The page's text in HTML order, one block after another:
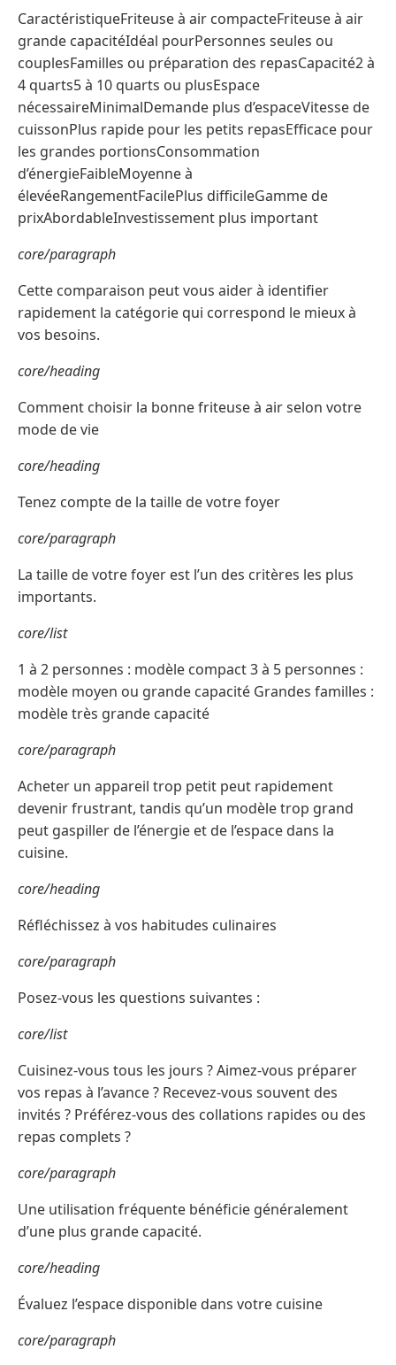
CaractéristiqueFriteuse à air compacteFriteuse à air
grande capacitéIdéal pourPersonnes seules ou
couplesFamilles ou préparation des repasCapacité2 à
4 quarts5 à 10 quarts ou plusEspace
nécessaireMinimalDemande plus d’espaceVitesse de
cuissonPlus rapide pour les petits repasEfficace pour
les grandes portionsConsommation
d’énergieFaibleMoyenne à
élevéeRangementFacilePlus difficileGamme de
prixAbordableInvestissement plus important
core/paragraph
Cette comparaison peut vous aider à identifier
rapidement la catégorie qui correspond le mieux à
vos besoins.
core/heading
Comment choisir la bonne friteuse à air selon votre
mode de vie
core/heading
Tenez compte de la taille de votre foyer
core/paragraph
La taille de votre foyer est l’un des critères les plus
importants.
core/list
1 à 2 personnes : modèle compact 3 à 5 personnes :
modèle moyen ou grande capacité Grandes familles :
modèle très grande capacité
core/paragraph
Acheter un appareil trop petit peut rapidement
devenir frustrant, tandis qu’un modèle trop grand
peut gaspiller de l’énergie et de l’espace dans la
cuisine.
core/heading
Réfléchissez à vos habitudes culinaires
core/paragraph
Posez-vous les questions suivantes :
core/list
Cuisinez-vous tous les jours ? Aimez-vous préparer
vos repas à l’avance ? Recevez-vous souvent des
invités ? Préférez-vous des collations rapides ou des
repas complets ?
core/paragraph
Une utilisation fréquente bénéficie généralement
d’une plus grande capacité.
core/heading
Évaluez l’espace disponible dans votre cuisine
core/paragraph